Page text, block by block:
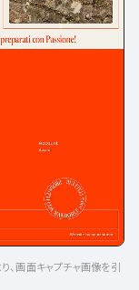
、画面キャプチャ画像を引